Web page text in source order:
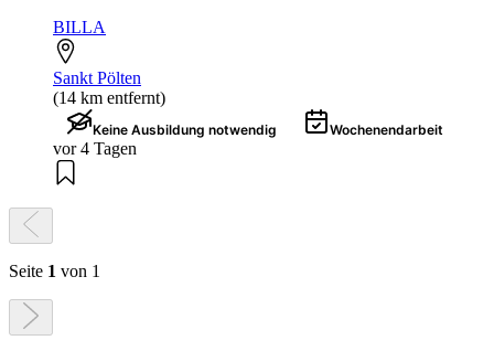
BILLA
Sankt Pölten
(14 km entfernt)
Keine Ausbildung notwendig Wochenendarbeit
vor 4 Tagen
Seite 1 von 1